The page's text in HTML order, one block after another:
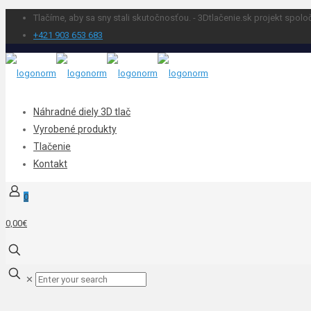
Tlačíme, aby sa sny stali skutočnosťou. - 3Dtlačenie.sk projekt
+421 903 653 683
Náhradné diely 3D tlač
Vyrobené produkty
Tlačenie
Kontakt
0
0,00€
✕